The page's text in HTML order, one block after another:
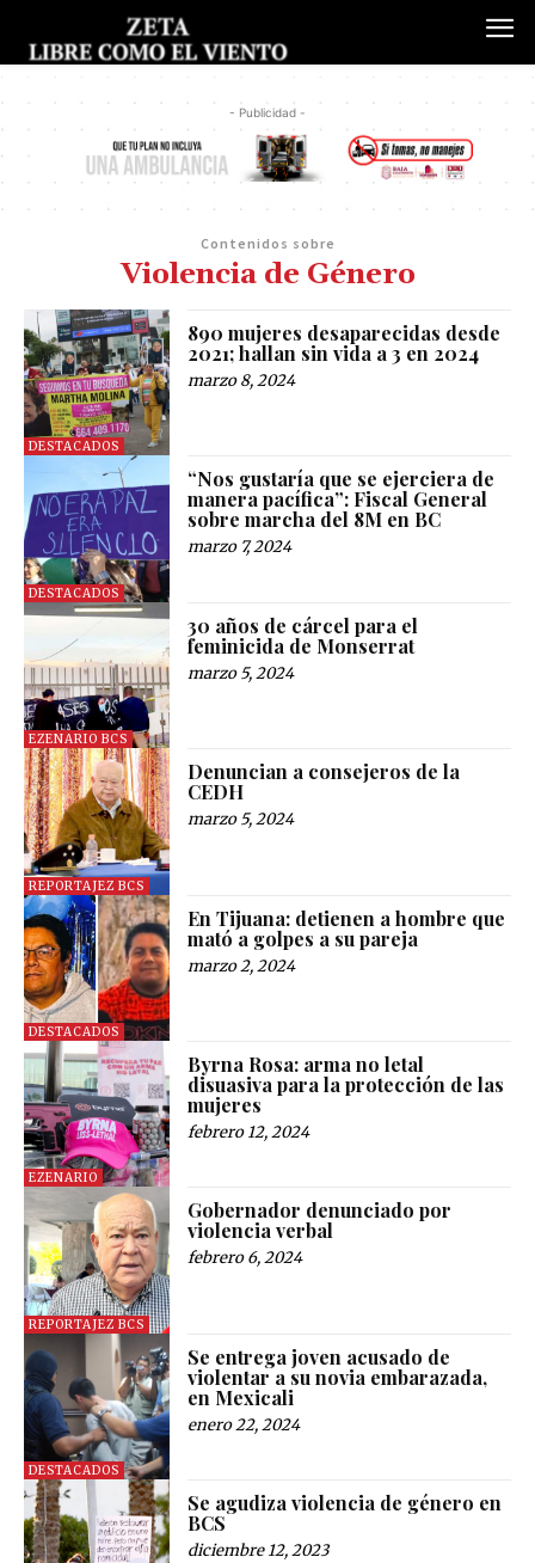
- Publicidad -
Contenidos sobre
Violencia de Género
DESTACADOS
890 mujeres desaparecidas desde
2021; hallan sin vida a 3 en 2024
marzo 8, 2024
DESTACADOS
“Nos gustaría que se ejerciera de
manera pacífica”: Fiscal General
sobre marcha del 8M en BC
marzo 7, 2024
EZENARIO BCS
30 años de cárcel para el
feminicida de Monserrat
marzo 5, 2024
REPORTAJEZ BCS
Denuncian a consejeros de la
CEDH
marzo 5, 2024
DESTACADOS
En Tijuana: detienen a hombre que
mató a golpes a su pareja
marzo 2, 2024
EZENARIO
Byrna Rosa: arma no letal
disuasiva para la protección de las
mujeres
febrero 12, 2024
REPORTAJEZ BCS
Gobernador denunciado por
violencia verbal
febrero 6, 2024
DESTACADOS
Se entrega joven acusado de
violentar a su novia embarazada,
en Mexicali
enero 22, 2024
Se agudiza violencia de género en
BCS
diciembre 12, 2023